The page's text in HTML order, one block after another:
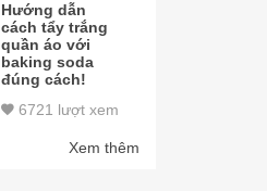
Hướng dẫn
cách tẩy trắng
quần áo với
baking soda
đúng cách!
6721 lượt xem
Xem thêm